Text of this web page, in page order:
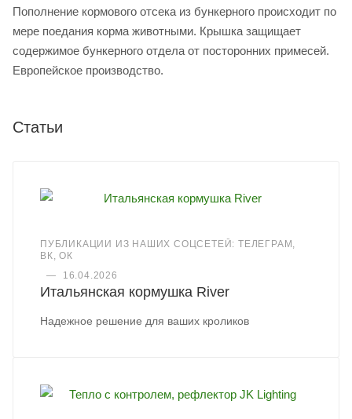
Пополнение кормового отсека из бункерного происходит по
мере поедания корма животными. Крышка защищает
содержимое бункерного отдела от посторонних примесей.
Европейское производство.
Статьи
ПУБЛИКАЦИИ ИЗ НАШИХ СОЦСЕТЕЙ: ТЕЛЕГРАМ,
ВК, ОК
—
16.04.2026
Итальянская кормушка River
Надежное решение для ваших кроликов